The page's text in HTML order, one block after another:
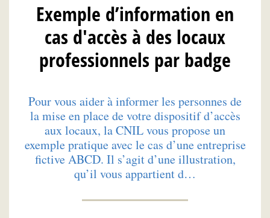
Exemple d’information en
cas d'accès à des locaux
professionnels par badge
Pour vous aider à informer les personnes de
la mise en place de votre dispositif d’accès
aux locaux, la CNIL vous propose un
exemple pratique avec le cas d’une entreprise
fictive ABCD. Il s’agit d’une illustration,
qu’il vous appartient d…